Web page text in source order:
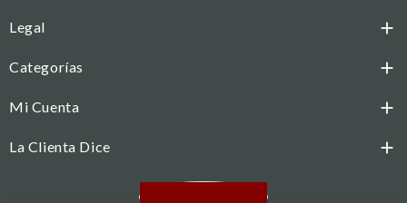
Legal 
Categorías 
Mi Cuenta 
La Clienta Dice 
Facebook